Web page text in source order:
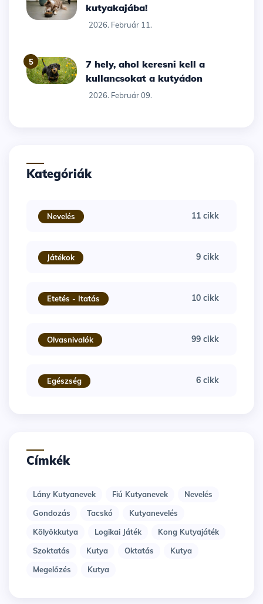
kutyakajába!
2026. Február 11.
5
7 hely, ahol keresni kell a
kullancsokat a kutyádon
2026. Február 09.
Kategóriák
Nevelés 11 cikk
Játékok 9 cikk
Etetés - Itatás 10 cikk
Olvasnivalók 99 cikk
Egészség 6 cikk
Címkék
Lány Kutyanevek Fiú Kutyanevek
Nevelés
Gondozás
Tacskó
Kutyanevelés
Kölyökkutya
Logikai Játék
Kong Kutyajáték
Szoktatás
Kutya Oktatás
Kutya
Megelőzés
Kutya